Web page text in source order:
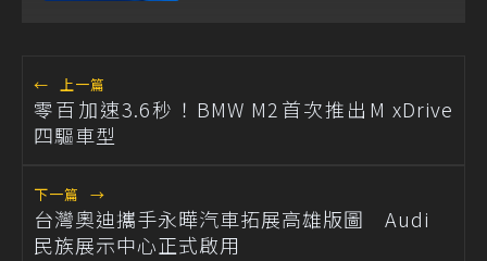
← 上一篇
零百加速3.6秒！BMW M2首次推出M xDrive
四驅車型
下一篇 →
台灣奧迪攜手永曄汽車拓展高雄版圖 Audi
民族展示中心正式啟用